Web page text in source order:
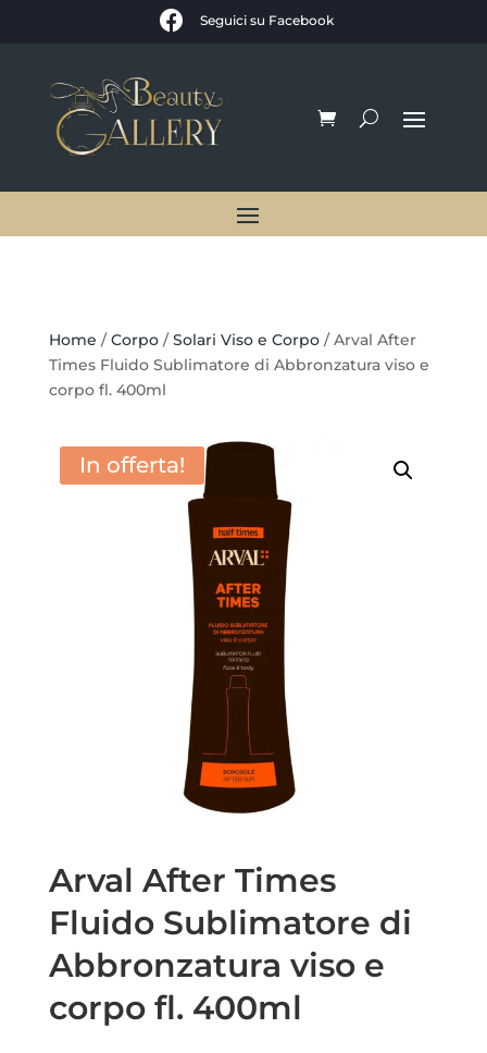
 Seguici su Facebook
Home /Corpo/Solari Viso e Corpo/ Arval After
Times Fluido Sublimatore di Abbronzatura viso e
corpo fl. 400ml
In offerta!
Arval After Times
Fluido Sublimatore di
Abbronzatura viso e
corpo fl. 400ml